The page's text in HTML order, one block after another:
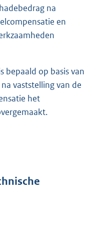
na
en
bepaald op basis van
vaststelling van de
het